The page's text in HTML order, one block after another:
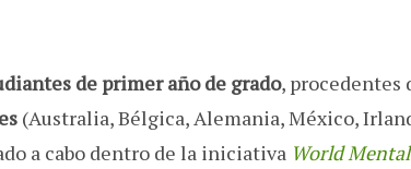
de primer año de grado, procedentes
(Australia, Bélgica, Alemania, México,
a cabo dentro de la iniciativa World